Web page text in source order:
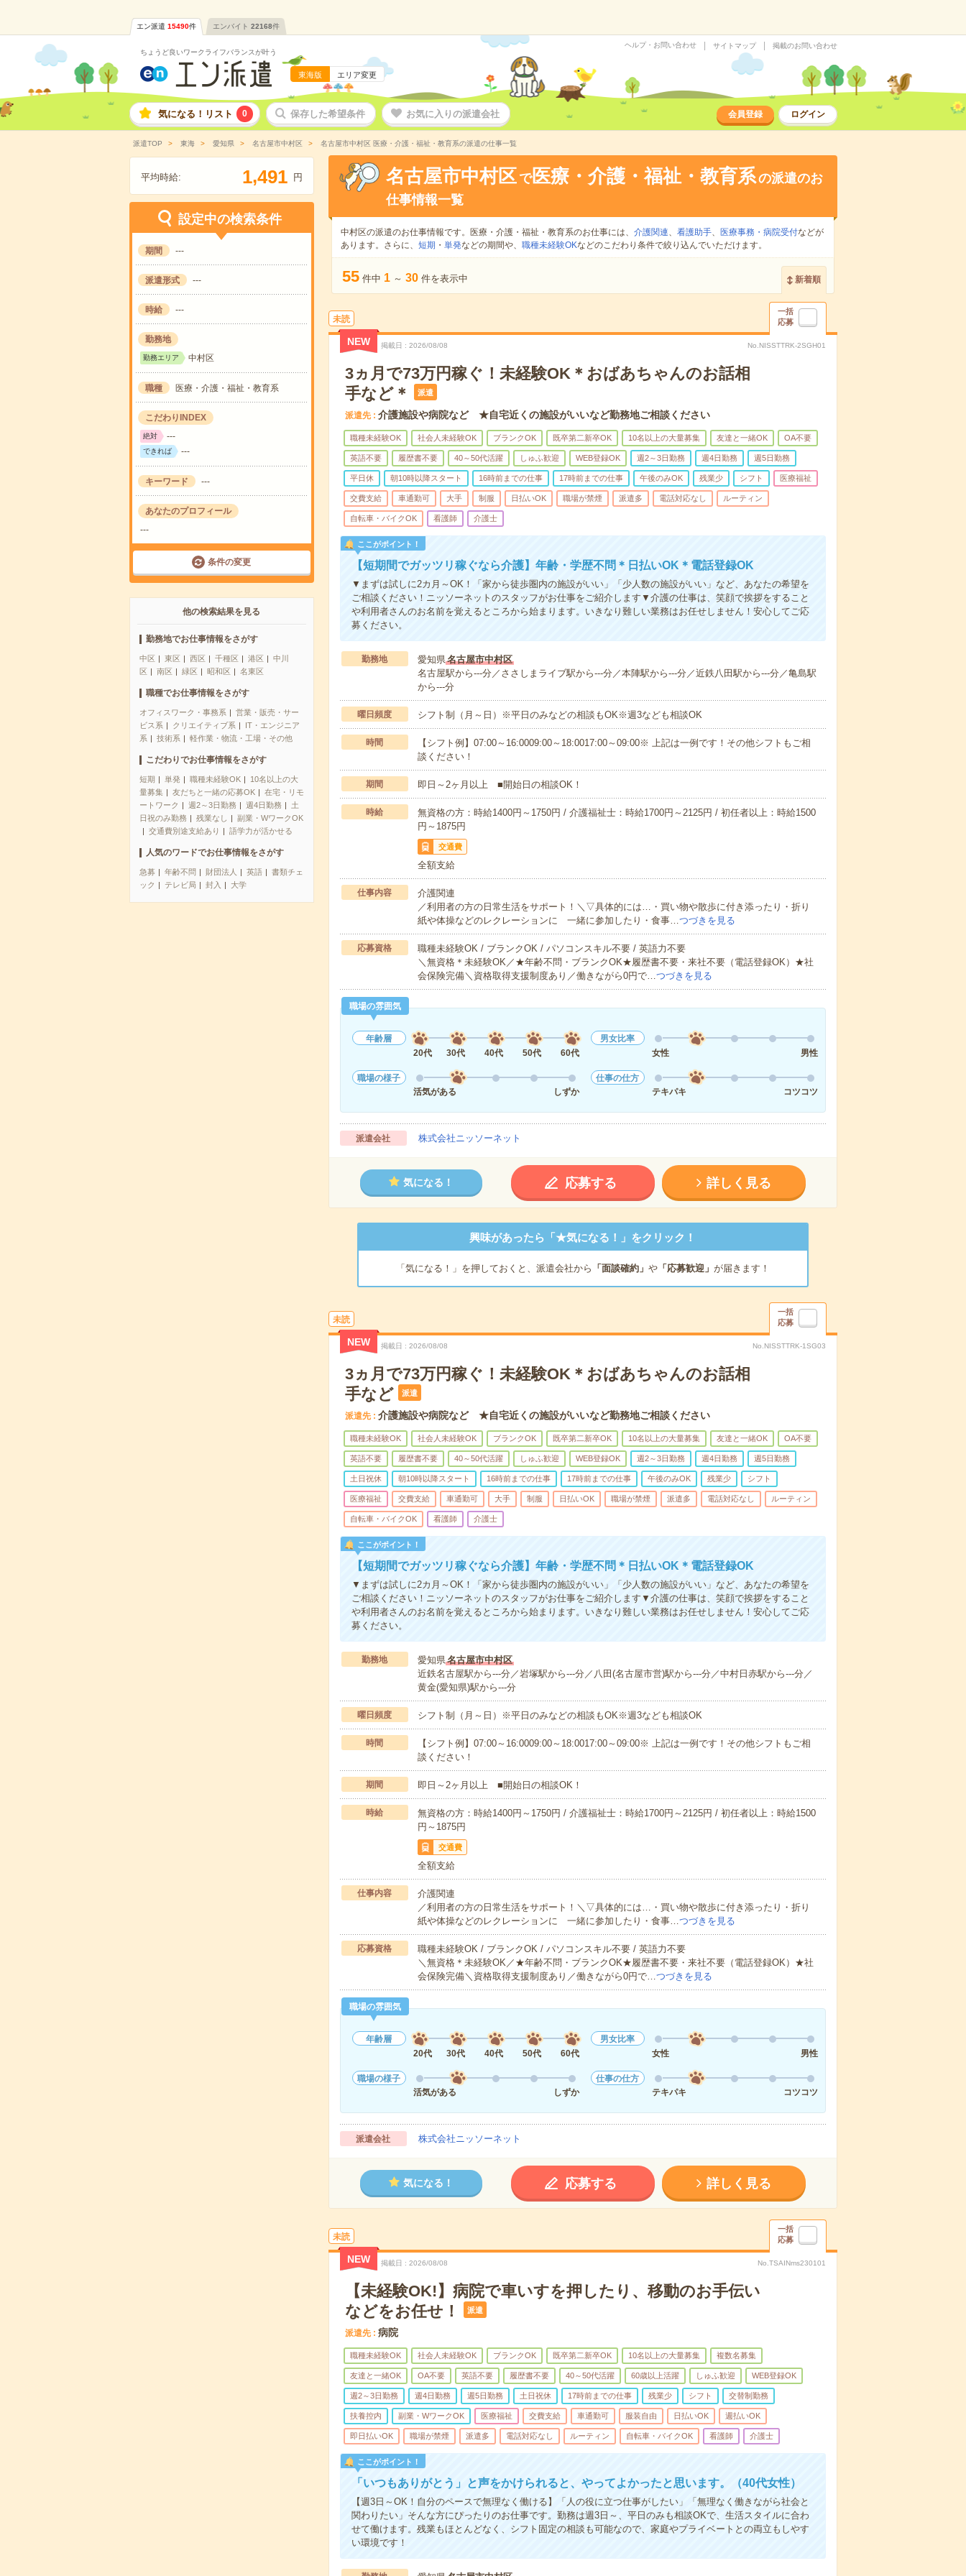
エン派遣 15490件 エンバイト 22168件
ちょうど良いワークライフバランスが叶う
東海版 エリア変更
ヘルプ・お問い合わせ サイトマップ 掲載のお問い合わせ
気になる！リスト 0 保存した希望条件 お気に入りの派遣会社 会員登録 ログイン
派遣TOP 東海 愛知県 名古屋市中村区 名古屋市中村区 医療・介護・福祉・教育系の派遣の仕事一覧
平均時給: 1,491 円
設定中の検索条件
期間 ---
派遣形式 ---
時給 ---
勤務地
勤務エリア 中村区
職種 医療・介護・福祉・教育系
こだわりINDEX
絶対 ---
できれば ---
キーワード ---
あなたのプロフィール
---
条件の変更
他の検索結果を見る
勤務地でお仕事情報をさがす
中区 東区 西区 千種区 港区
中川
区
南区 緑区 昭和区 名東区
職種でお仕事情報をさがす
オフィスワーク・事務系
営業・販売・サー
ビス系
クリエイティブ系
IT・エンジニア
系
技術系 軽作業・物流・工場・その他
こだわりでお仕事情報をさがす
短期 単発 職種未経験OK
10名以上の大
量募集
友だちと一緒の応募OK
在宅・リモ
ートワーク
週2～3日勤務 週4日勤務
土
日祝のみ勤務
残業なし
副業・WワークOK
交通費別途支給あり
語学力が活かせる
人気のワードでお仕事情報をさがす
急募 年齢不問 財団法人 英語
書類チェ
ック
テレビ局 封入 大学
名古屋市中村区 で医療・介護・福祉・教育系の派遣のお
仕事情報一覧
中村区の派遣のお仕事情報です。医療・介護・福祉・教育系のお仕事には、 介護関連、 看護助手、 医療事務・病院受付などが
あります。さらに、 短期 ・ 単発などの期間や、 職種未経験OKなどのこだわり条件で絞り込んでいただけます。
55 件中 1 ～ 30 件を表示中 新着順
未読
一括
応募
NEW 掲載日 2026/08/08 No.NISSTTRK-2SGH01
3ヵ月で73万円稼ぐ！未経験OK＊おばあちゃんのお話相
手など＊
派遣
派遣先 介護施設や病院など ★自宅近くの施設がいいなど勤務地ご相談ください
職種未経験OK 社会人未経験OK ブランクOK 既卒第二新卒OK 10名以上の大量募集 友達と一緒OK OA不要
英語不要 履歴書不要 40～50代活躍 しゅふ歓迎 WEB登録OK 週2～3日勤務 週4日勤務 週5日勤務
平日休 朝10時以降スタート 16時前までの仕事 17時前までの仕事 午後のみOK 残業少 シフト 医療福祉
交費支給 車通勤可 大手 制服 日払いOK 職場が禁煙 派遣多 電話対応なし ルーティン
自転車・バイクOK 看護師 介護士
ここがポイント！
【短期間でガッツリ稼ぐなら介護】年齢・学歴不問＊日払いOK＊電話登録OK
▼まずは試しに2カ月～OK！「家から徒歩圏内の施設がいい」「少人数の施設がいい」など、あなたの希望を
ご相談ください！ニッソーネットのスタッフがお仕事をご紹介します▼介護の仕事は、笑顔で挨拶をすること
や利用者さんのお名前を覚えるところから始まります。いきなり難しい業務はお任せしません！安心してご応
募ください。
勤務地 愛知県名古屋市中村区
名古屋駅から---分／ささしまライブ駅から---分／本陣駅から---分／近鉄八田駅から---分／亀島駅
から---分
曜日頻度 シフト制（月～日）※平日のみなどの相談もOK※週3なども相談OK
時間
【シフト例】07:00～16:0009:00～18:0017:00～09:00※ 上記は一例です！その他シフトもご相
談ください！
期間 即日～2ヶ月以上 ■開始日の相談OK！
時給
無資格の方：時給1400円～1750円 / 介護福祉士：時給1700円～2125円 / 初任者以上：時給1500
円～1875円
交通費
全額支給
仕事内容
介護関連
／利用者の方の日常生活をサポート！＼▽具体的には…・買い物や散歩に付き添ったり・折り
紙や体操などのレクレーションに 一緒に参加したり・食事…つづきを見る
応募資格
職種未経験OK / ブランクOK / パソコンスキル不要 / 英語力不要
＼無資格＊未経験OK／★年齢不問・ブランクOK★履歴書不要・来社不要（電話登録OK）★社
会保険完備＼資格取得支援制度あり／働きながら0円で…つづきを見る
職場の雰囲気
年齢層
20代
30代 40代 50代 60代
男女比率
女性
男性
職場の様子
活気がある
しずか
仕事の仕方
テキパキ
コツコツ
派遣会社 株式会社ニッソーネット
気になる！ 応募する 詳しく見る
興味があったら「★気になる！」をクリック！
「気になる！」を押しておくと、派遣会社から 「面談確約」 や「応募歓迎」 が届きます！
未読
一括
応募
NEW 掲載日 2026/08/08 No.NISSTTRK-1SG03
3ヵ月で73万円稼ぐ！未経験OK＊おばあちゃんのお話相
手など
派遣
派遣先 介護施設や病院など ★自宅近くの施設がいいなど勤務地ご相談ください
職種未経験OK 社会人未経験OK ブランクOK 既卒第二新卒OK 10名以上の大量募集 友達と一緒OK OA不要
英語不要 履歴書不要 40～50代活躍 しゅふ歓迎 WEB登録OK 週2～3日勤務 週4日勤務 週5日勤務
土日祝休 朝10時以降スタート 16時前までの仕事 17時前までの仕事 午後のみOK 残業少 シフト
医療福祉 交費支給 車通勤可 大手 制服 日払いOK 職場が禁煙 派遣多 電話対応なし ルーティン
自転車・バイクOK 看護師 介護士
ここがポイント！
【短期間でガッツリ稼ぐなら介護】年齢・学歴不問＊日払いOK＊電話登録OK
▼まずは試しに2カ月～OK！「家から徒歩圏内の施設がいい」「少人数の施設がいい」など、あなたの希望を
ご相談ください！ニッソーネットのスタッフがお仕事をご紹介します▼介護の仕事は、笑顔で挨拶をすること
や利用者さんのお名前を覚えるところから始まります。いきなり難しい業務はお任せしません！安心してご応
募ください。
勤務地 愛知県名古屋市中村区
近鉄名古屋駅から---分／岩塚駅から---分／八田(名古屋市営)駅から---分／中村日赤駅から---分／
黄金(愛知県)駅から---分
曜日頻度 シフト制（月～日）※平日のみなどの相談もOK※週3なども相談OK
時間
【シフト例】07:00～16:0009:00～18:0017:00～09:00※ 上記は一例です！その他シフトもご相
談ください！
期間 即日～2ヶ月以上 ■開始日の相談OK！
時給
無資格の方：時給1400円～1750円 / 介護福祉士：時給1700円～2125円 / 初任者以上：時給1500
円～1875円
交通費
全額支給
仕事内容
介護関連
／利用者の方の日常生活をサポート！＼▽具体的には…・買い物や散歩に付き添ったり・折り
紙や体操などのレクレーションに 一緒に参加したり・食事…つづきを見る
応募資格
職種未経験OK / ブランクOK / パソコンスキル不要 / 英語力不要
＼無資格＊未経験OK／★年齢不問・ブランクOK★履歴書不要・来社不要（電話登録OK）★社
会保険完備＼資格取得支援制度あり／働きながら0円で…つづきを見る
職場の雰囲気
年齢層
20代
30代 40代 50代 60代
男女比率
女性
男性
職場の様子
活気がある
しずか
仕事の仕方
テキパキ
コツコツ
派遣会社 株式会社ニッソーネット
気になる！ 応募する 詳しく見る
未読
一括
応募
NEW 掲載日 2026/08/08 No.TSAINms230101
【未経験OK!】病院で車いすを押したり、移動のお手伝い
などをお任せ！
派遣
派遣先 病院
職種未経験OK 社会人未経験OK ブランクOK 既卒第二新卒OK 10名以上の大量募集 複数名募集
友達と一緒OK OA不要 英語不要 履歴書不要 40～50代活躍 60歳以上活躍 しゅふ歓迎 WEB登録OK
週2～3日勤務 週4日勤務 週5日勤務 土日祝休 17時前までの仕事 残業少 シフト 交替制勤務
扶養控内 副業・WワークOK 医療福祉 交費支給 車通勤可 服装自由 日払いOK 週払いOK
即日払いOK 職場が禁煙 派遣多 電話対応なし ルーティン 自転車・バイクOK 看護師 介護士
ここがポイント！
「いつもありがとう」と声をかけられると、やってよかったと思います。（40代女性）
【週3日～OK！自分のペースで無理なく働ける】「人の役に立つ仕事がしたい」「無理なく働きながら社会と
関わりたい」そんな方にぴったりのお仕事です。勤務は週3日～、平日のみも相談OKで、生活スタイルに合わ
せて働けます。残業もほとんどなく、シフト固定の相談も可能なので、家庭やプライベートとの両立もしやす
い環境です！